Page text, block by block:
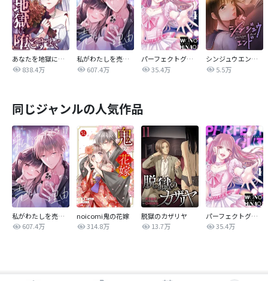
あなたを地獄に堕とすまで
838.4万
私がわたしを売る理由
607.4万
パーフェクトグリッター
35.4万
シンジュウエンド【タテヨミ】
5.5万
同じジャンルの人気作品
私がわたしを売る理由
607.4万
noicomi鬼の花嫁
314.8万
脱獄のカザリヤ
13.7万
パーフェクトグリッター
35.4万